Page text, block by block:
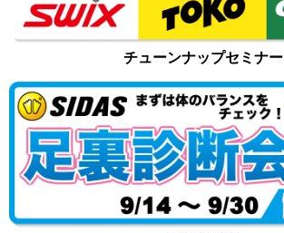
チューンナップセミナー